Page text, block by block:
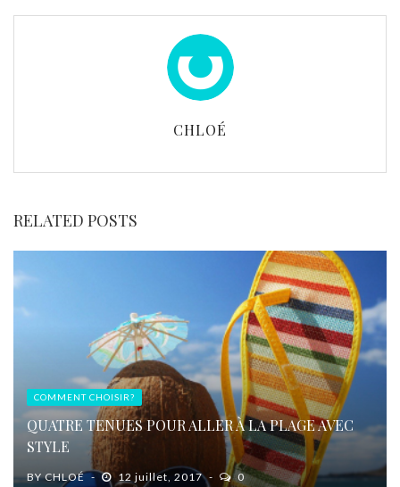
CHLOÉ
RELATED POSTS
COMMENT CHOISIR?
QUATRE TENUES POUR ALLER À LA PLAGE AVEC
STYLE
BYCHLOÉ 12 juillet, 2017 0